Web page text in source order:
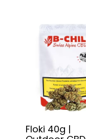
Floki 40g |